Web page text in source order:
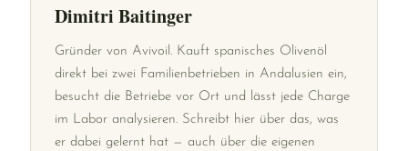
Dimitri Baitinger
Gründer von Avivoil. Kauft spanisches Olivenöl
direkt bei zwei Familienbetrieben in Andalusien ein,
besucht die Betriebe vor Ort und lässt jede Charge
im Labor analysieren. Schreibt hier über das, was
er dabei gelernt hat — auch über die eigenen